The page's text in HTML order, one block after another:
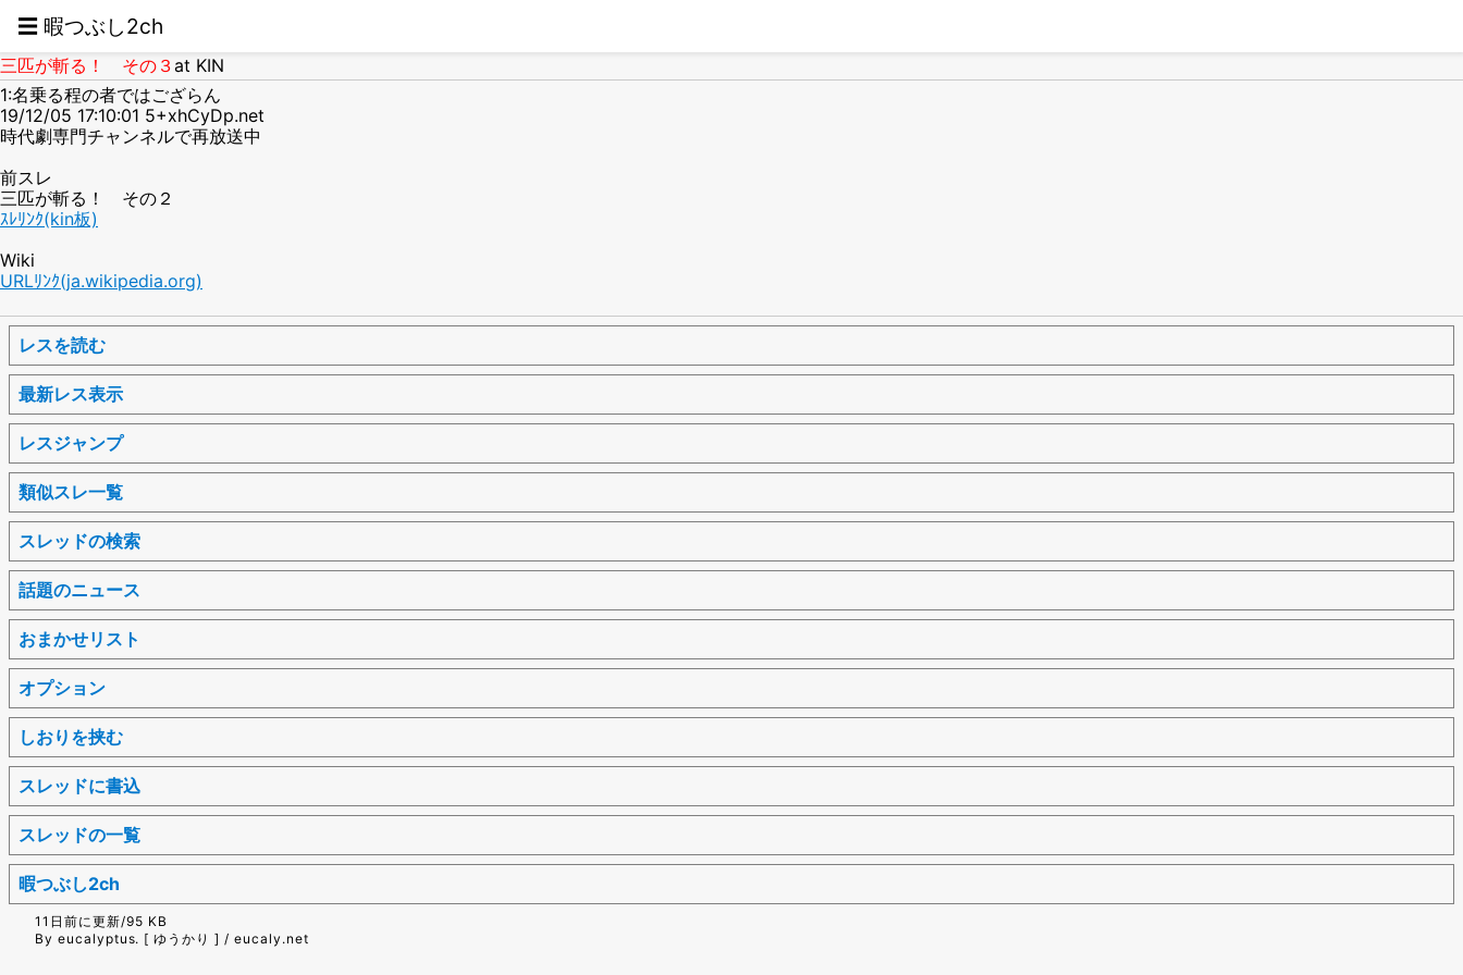
☰ 暇つぶし2ch
三匹が斬る！ その３at KIN
1:名乗る程の者ではござらん
19/12/05 17:10:01 5+xhCyDp.net
時代劇専門チャンネルで再放送中
前スレ
三匹が斬る！ その２
ｽﾚﾘﾝｸ(kin板)
Wiki
URLﾘﾝｸ(ja.wikipedia.org)
レスを読む
最新レス表示
レスジャンプ
類似スレ一覧
スレッドの検索
話題のニュース
おまかせリスト
オプション
しおりを挟む
スレッドに書込
スレッドの一覧
暇つぶし2ch
11日前に更新/95 KB
By eucalyptus. [ ゆうかり ] / eucaly.net